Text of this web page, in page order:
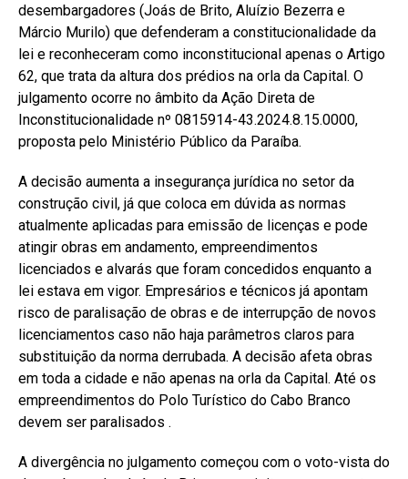
desembargadores (Joás de Brito, Aluízio Bezerra e
Márcio Murilo) que defenderam a constitucionalidade da
lei e reconheceram como inconstitucional apenas o Artigo
62, que trata da altura dos prédios na orla da Capital. O
julgamento ocorre no âmbito da Ação Direta de
Inconstitucionalidade nº 0815914-43.2024.8.15.0000,
proposta pelo Ministério Público da Paraíba.
A decisão aumenta a insegurança jurídica no setor da
construção civil, já que coloca em dúvida as normas
atualmente aplicadas para emissão de licenças e pode
atingir obras em andamento, empreendimentos
licenciados e alvarás que foram concedidos enquanto a
lei estava em vigor. Empresários e técnicos já apontam
risco de paralisação de obras e de interrupção de novos
licenciamentos caso não haja parâmetros claros para
substituição da norma derrubada. A decisão afeta obras
em toda a cidade e não apenas na orla da Capital. Até os
empreendimentos do Polo Turístico do Cabo Branco
devem ser paralisados .
A divergência no julgamento começou com o voto-vista do